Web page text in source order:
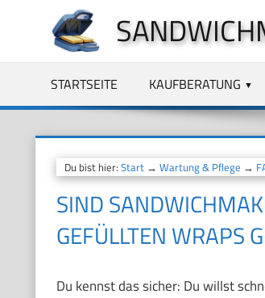
springen
STARTSEITE KAUFBERATUNG
Du bist hier: Start→ Wartung & Pflege →
SIND
GEFÜLLTEN WRAPS
Du kennst das sicher: Du willst